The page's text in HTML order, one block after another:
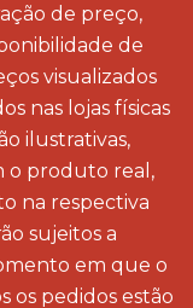
de preço,
de
visualizados
nas lojas físicas
ilustrativas,
o produto real,
na respectiva
sujeitos a
em que o
os pedidos estão